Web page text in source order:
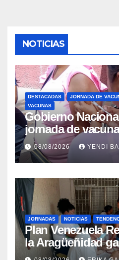
NOTICIAS
DESTACADAS JORNADA DE
VACUNAS
Gobierno
jornada de
Guaira para
epidemiológica
08/08/2026 YENDI
JORNADAS NOTICIAS
Plan Venezuela
la Aragüeñidad
atención médica